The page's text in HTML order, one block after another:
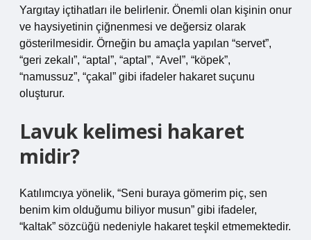
Yargıtay içtihatları ile belirlenir. Önemli olan kişinin onur
ve haysiyetinin çiğnenmesi ve değersiz olarak
gösterilmesidir. Örneğin bu amaçla yapılan “servet”,
“geri zekalı”, “aptal”, “aptal”, “Avel”, “köpek”,
“namussuz”, “çakal” gibi ifadeler hakaret suçunu
oluşturur.
Lavuk kelimesi hakaret
midir?
Katılımcıya yönelik, “Seni buraya gömerim piç, sen
benim kim olduğumu biliyor musun” gibi ifadeler,
“kaltak” sözcüğü nedeniyle hakaret teşkil etmemektedir.